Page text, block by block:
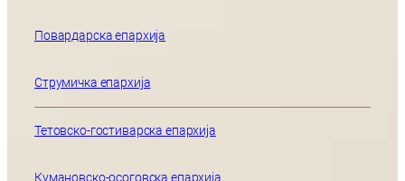
Повардарска епархија
Струмичка епархија
Тетовско-гостиварска епархија
Кумановско-осоговска епархија